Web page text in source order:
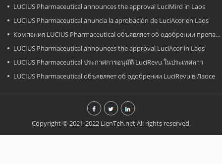
LUCIUS Pharmaceutical announces the approval LuciMird in Laos
LUCIUS Pharmaceutical anuncia la aprobación de LuciAcor en Laos
Компания LUCIUS Pharmaceutical объявляет об одобрении препарата LuciAcor в Лаосе.
LUCIUS Pharmaceutical announces the approval LuciAcor in Laos
LUCIUS Pharmaceutical ประกาศการอนุมัติ LuciRevu ในประเทศลาว
LUCIUS Pharmaceutical объявляет об одобрении LuciRevu в Лаосе
Copyright © 2021-2022 LienTeh.net All rights reserved.